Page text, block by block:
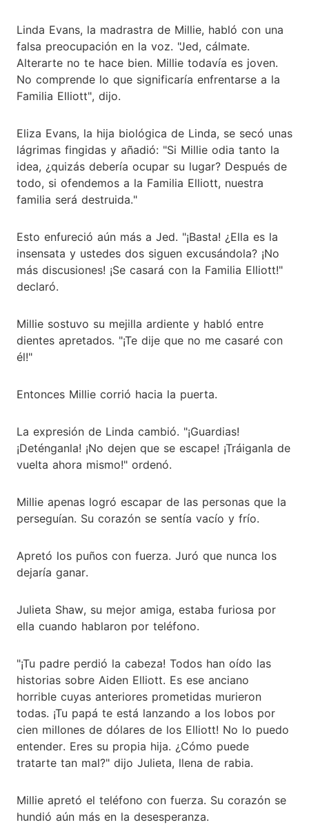
Linda Evans, la madrastra de Millie, habló con una
falsa preocupación en la voz. "Jed, cálmate.
Alterarte no te hace bien. Millie todavía es joven.
No comprende lo que significaría enfrentarse a la
Familia Elliott", dijo.
Eliza Evans, la hija biológica de Linda, se secó unas
lágrimas fingidas y añadió: "Si Millie odia tanto la
idea, ¿quizás debería ocupar su lugar? Después de
todo, si ofendemos a la Familia Elliott, nuestra
familia será destruida."
Esto enfureció aún más a Jed. "¡Basta! ¿Ella es la
insensata y ustedes dos siguen excusándola? ¡No
más discusiones! ¡Se casará con la Familia Elliott!"
declaró.
Millie sostuvo su mejilla ardiente y habló entre
dientes apretados. "¡Te dije que no me casaré con
él!"
Entonces Millie corrió hacia la puerta.
La expresión de Linda cambió. "¡Guardias!
¡Deténganla! ¡No dejen que se escape! ¡Tráiganla de
vuelta ahora mismo!" ordenó.
Millie apenas logró escapar de las personas que la
perseguían. Su corazón se sentía vacío y frío.
Apretó los puños con fuerza. Juró que nunca los
dejaría ganar.
Julieta Shaw, su mejor amiga, estaba furiosa por
ella cuando hablaron por teléfono.
"¡Tu padre perdió la cabeza! Todos han oído las
historias sobre Aiden Elliott. Es ese anciano
horrible cuyas anteriores prometidas murieron
todas. ¡Tu papá te está lanzando a los lobos por
cien millones de dólares de los Elliott! No lo puedo
entender. Eres su propia hija. ¿Cómo puede
tratarte tan mal?" dijo Julieta, llena de rabia.
Millie apretó el teléfono con fuerza. Su corazón se
hundió aún más en la desesperanza.